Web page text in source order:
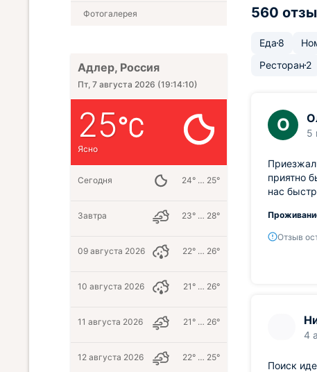
560
Еда 8
Ресторан 2
О 5
приятно
нас
Отзыв
4
Поиск
Фотогалерея
Адлер, Россия
Пт, 7 августа 2026 (19:14:11)
25
Ясно
Сегодня 24° … 25°
Завтра 23° … 28°
09 августа 2026 22° … 26°
10 августа 2026 21° … 26°
11 августа 2026 21° … 26°
12 августа 2026 22° … 25°